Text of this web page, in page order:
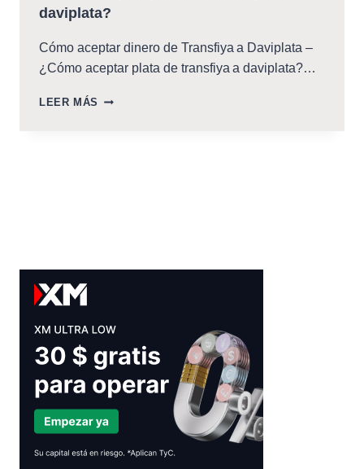
daviplata?
Cómo aceptar dinero de Transfiya a Daviplata –
¿Cómo aceptar plata de transfiya a daviplata?…
LEER MÁS ¿CÓMO